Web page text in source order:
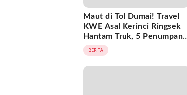
Maut di Tol Dumai! Travel
KWE Asal Kerinci Ringsek
Hantam Truk, 5 Penumpang
Tewas Seketika
BERITA